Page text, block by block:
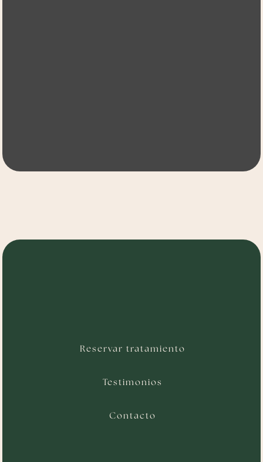
Reservar tratamiento
Testimonios
Contacto